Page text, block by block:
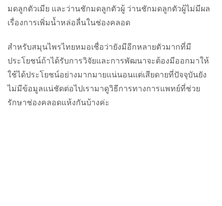
มดลูกตัวเมีย และว่านชักมดลูกตัวผู้ ว่านชักมดลูกตัวผู้ไม่มีผล
เรื่องการเพิ่มน้ำหล่อลื่นในช่องคลอด
สำหรับสมุนไพรไทยหมอเชื่อว่ายังมีอีกหลายตัวมากที่มี
ประโยชน์ถ้าได้รับการวิจัยและการพัฒนาจะต้องมีออกมาให้
ใช้ได้ประโยชน์อย่างมากมายแน่นอนแต่เสียดายที่ปัจจุบันยัง
ไม่มีข้อมูลแน่ชัดต่อไปเรามาดูวิธีการทางการแพทย์ที่ช่วย
รักษาช่องคลอดแห้งกันบ้างค่ะ